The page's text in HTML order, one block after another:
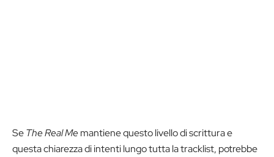
SeThe Real Memantiene questo livello di scrittura e
questa chiarezza di intenti lungo tutta la tracklist, potrebbe